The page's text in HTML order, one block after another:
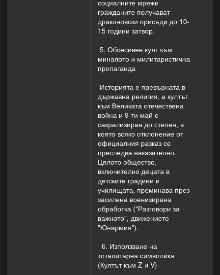
социалните мрежи
гражданите получават
драконовски присъди до 10-
15 години затвор.
5. Обсесивен култ към
миналото и милитаристична
пропаганда
Историята е превърната в
държавна религия, а култът
към Великата отечествена
война и 9-ти май е
сакрализиран до степен, в
която всяко отклонение от
официалния разказ се
преследва наказателно.
Цялото общество,
включително децата в
детските градини и
училищата, преминава през
засилена военизирана
обработка ("Разговори за
важното", движението
"Юнармия").
6. Използване на
тоталитарна символика
(Култът към Z и V)